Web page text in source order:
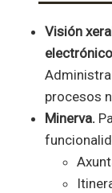
Visión
procesos
Minerva.